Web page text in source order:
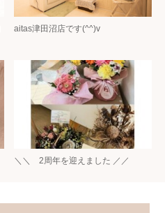
aitas津田沼店です(^^)v
＼＼ 2周年を迎えました ／／